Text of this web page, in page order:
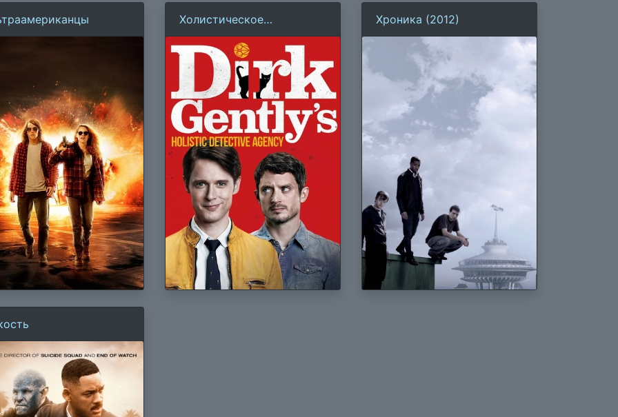
Холистическое
детективное агентство
Дирка Джентли
Хроника (2012)